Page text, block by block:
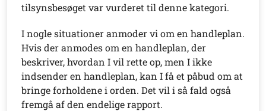
tilsynsbesøget var vurderet til denne kategori.
I nogle situationer anmoder vi om en handleplan.
Hvis der anmodes om en handleplan, der
beskriver, hvordan I vil rette op, men I ikke
indsender en handleplan, kan I få et påbud om at
bringe forholdene i orden. Det vil i så fald også
fremgå af den endelige rapport.